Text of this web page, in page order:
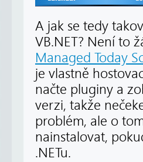
A jak se tedy
VB.NET? Není to
Managed Today
je vlastně
načte pluginy a
verzi, takže
problém, ale o
nainstalovat,
.NETu.